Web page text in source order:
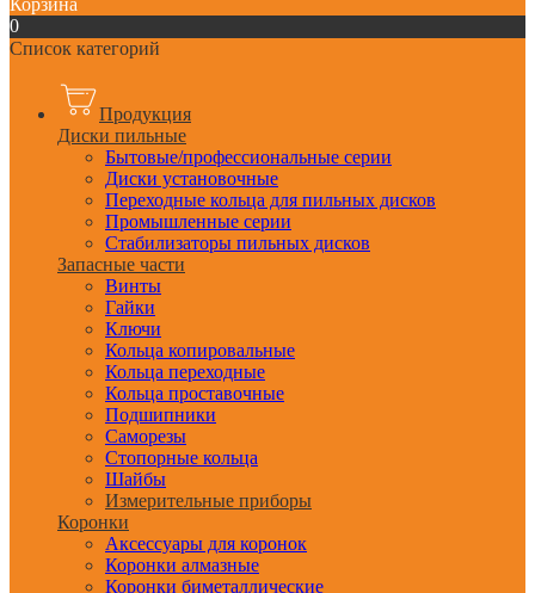
Корзина
0
Список категорий
Продукция
Диски пильные
Бытовые/профессиональные серии
Диски установочные
Переходные кольца для пильных дисков
Промышленные серии
Стабилизаторы пильных дисков
Запасные части
Винты
Гайки
Ключи
Кольца копировальные
Кольца переходные
Кольца проставочные
Подшипники
Саморезы
Стопорные кольца
Шайбы
Измерительные приборы
Коронки
Аксессуары для коронок
Коронки алмазные
Коронки биметаллические